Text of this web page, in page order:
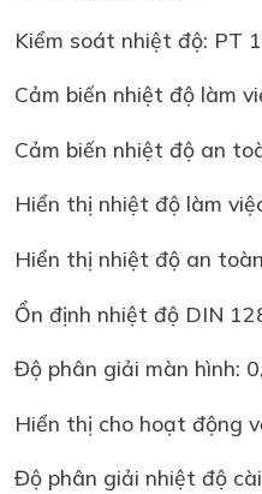
Kiểm soát nhiệt độ:
Cảm biến nhiệt độ làm
Cảm biến nhiệt độ an
Hiển thị nhiệt độ làm
Hiển thị nhiệt độ an
Ổn định nhiệt độ DIN
Độ phân giải màn hình:
Hiển thị cho hoạt động
Độ phân giải nhiệt độ